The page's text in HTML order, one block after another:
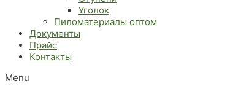
Уголок
Пиломатериалы оптом
Документы
Прайс
Контакты
Menu